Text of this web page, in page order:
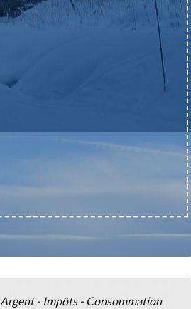
Argent - Impôts - Consommation